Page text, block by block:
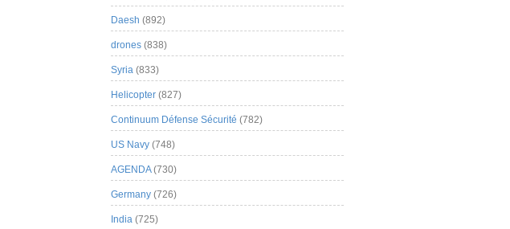
Daesh (892)
drones (838)
Syria (833)
Helicopter (827)
Continuum Défense Sécurité (782)
US Navy (748)
AGENDA(730)
Germany (726)
India (725)